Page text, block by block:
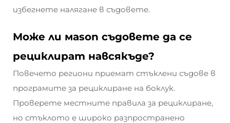
избегнете налягане в съдовете.
Може ли мason съдовете да се
рециклират навсякъде?
Повечето региони приемат стъклени съдове в
програмите за рециклиране на боклук.
Проверете местните правила за рециклиране,
но стъклото е широко разпространено